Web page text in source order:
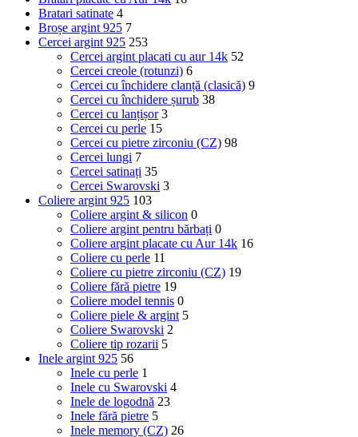
Bratari satinate 4
Broșe argint 925 7
Cercei argint 925 253
Cercei argint placati cu aur 14k 52
Cercei creole (rotunzi) 6
Cercei cu închidere clanță (clasică) 9
Cercei cu închidere șurub 38
Cercei cu lanțișor 3
Cercei cu perle 15
Cercei cu pietre zirconiu (CZ) 98
Cercei lungi 7
Cercei satinați 35
Cercei Swarovski 3
Coliere argint 925 103
Coliere argint & silicon 0
Coliere argint pentru bărbați 0
Coliere argint placate cu Aur 14k 16
Coliere cu perle 11
Coliere cu pietre zirconiu (CZ) 19
Coliere fără pietre 19
Coliere model tennis 0
Coliere piele & argint 5
Coliere Swarovski 2
Coliere tip rozarii 5
Inele argint 925 56
Inele cu perle 1
Inele cu Swarovski 4
Inele de logodnă 23
Inele fără pietre 5
Inele memory (CZ) 26